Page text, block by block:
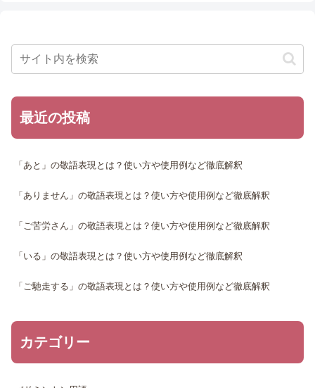
最近の投稿
「あと」の敬語表現とは？使い方や使用例など徹底解釈
「ありません」の敬語表現とは？使い方や使用例など徹底解釈
「ご苦労さん」の敬語表現とは？使い方や使用例など徹底解釈
「いる」の敬語表現とは？使い方や使用例など徹底解釈
「ご馳走する」の敬語表現とは？使い方や使用例など徹底解釈
カテゴリー